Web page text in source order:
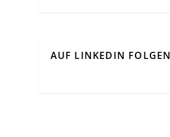
AUF LINKEDIN FOLGEN